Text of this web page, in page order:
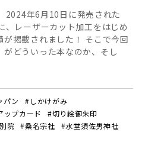
2024年6月10日に発売された
、レーザーカット加工をはじめ
が掲載されました！ そこで今回
どういった本なのか、そし
パン
#しかけがみ
ップカード
#切り絵御朱印
院 #桑名宗社
#水堂須佐男神社